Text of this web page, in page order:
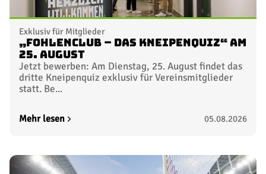
Exklusiv für Mitglieder
„FohlenClub – Das Kneipenquiz“ am
25. August
Jetzt bewerben: Am Dienstag, 25. August findet das
dritte Kneipenquiz exklusiv für Vereinsmitglieder
statt. Be...
Mehr lesen 05.08.2026